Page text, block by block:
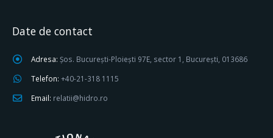
Date de contact
Adresa: Șos. București-Ploiești 97E, sector 1, București, 013686
Telefon: +40-21-318 1115
Email: relatii@hidro.ro